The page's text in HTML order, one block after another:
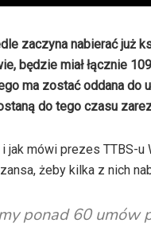
zaczyna nabierać już
będzie miał łącznie
ma zostać oddana
do tego czasu
jak mówi prezes TTBS-
żeby kilka z nich
ponad 60 umów